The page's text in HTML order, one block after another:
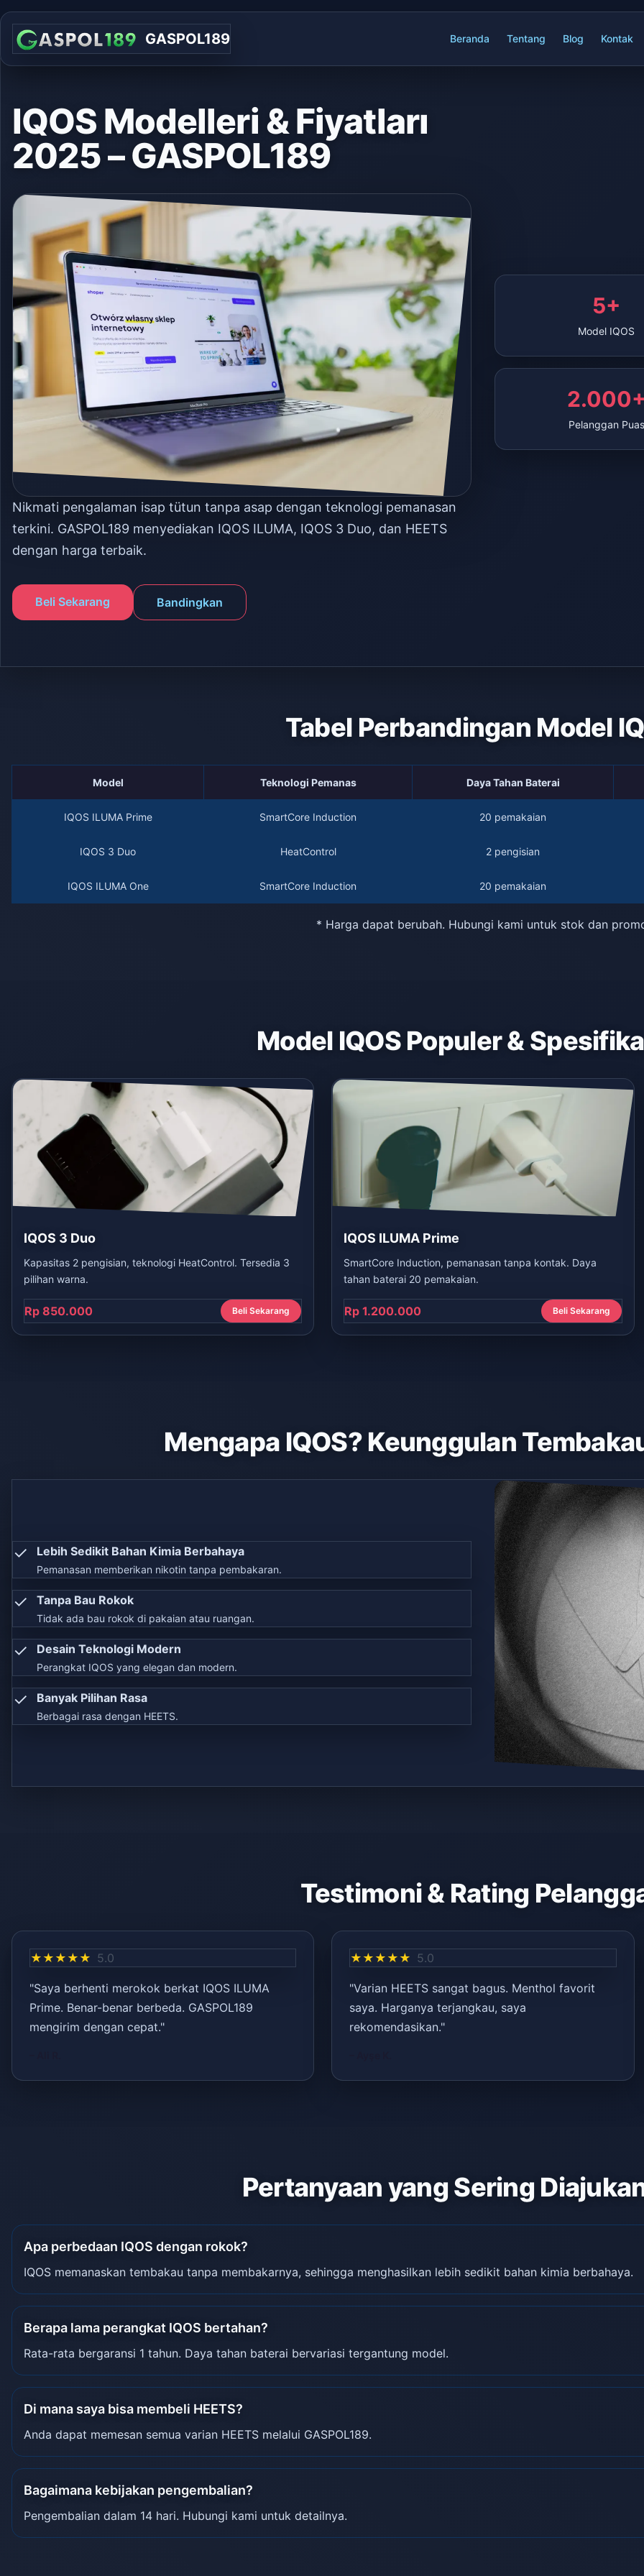
GASPOL189 Beranda Tentang Blog Kontak
IQOS Modelleri & Fiyatları
2025 – GASPOL189
Nikmati pengalaman isap tütun tanpa asap dengan teknologi pemanasan
terkini. GASPOL189 menyediakan IQOS ILUMA, IQOS 3 Duo, dan HEETS
dengan harga terbaik.
Beli Sekarang Bandingkan
5+
Model IQOS
Pelanggan Puas
Tabel Perbandingan Model
Model Teknologi Pemanas Daya Tahan Baterai
IQOS ILUMA Prime SmartCore Induction 20 pemakaian
IQOS 3 Duo HeatControl 2 pengisian
IQOS ILUMA One SmartCore Induction 20 pemakaian
* Harga dapat berubah. Hubungi kami untuk stok dan
Model IQOS Populer &
IQOS 3 Duo
Kapasitas 2 pengisian, teknologi HeatControl. Tersedia 3
pilihan warna.
Rp 850.000 Beli Sekarang
IQOS ILUMA Prime
SmartCore Induction, pemanasan tanpa kontak. Daya
tahan baterai 20 pemakaian.
Rp 1.200.000 Beli Sekarang
Mengapa IQOS? Keunggulan
✓ Lebih Sedikit Bahan Kimia Berbahaya
Pemanasan memberikan nikotin tanpa pembakaran.
✓ Tanpa Bau Rokok
Tidak ada bau rokok di pakaian atau ruangan.
✓ Desain Teknologi Modern
Perangkat IQOS yang elegan dan modern.
✓ Banyak Pilihan Rasa
Berbagai rasa dengan HEETS.
Testimoni & Rating
★★★★★ 5.0
"Saya berhenti merokok berkat IQOS ILUMA
Prime. Benar-benar berbeda. GASPOL189
mengirim dengan cepat."
★★★★★ 5.0
"Varian HEETS sangat bagus. Menthol favorit
saya. Harganya terjangkau, saya
rekomendasikan."
Pertanyaan yang Sering
Apa perbedaan IQOS dengan rokok?
IQOS memanaskan tembakau tanpa membakarnya, sehingga menghasilkan lebih sedikit bahan kimia berbahaya.
Berapa lama perangkat IQOS bertahan?
Rata-rata bergaransi 1 tahun. Daya tahan baterai bervariasi tergantung model.
Di mana saya bisa membeli HEETS?
Anda dapat memesan semua varian HEETS melalui GASPOL189.
Bagaimana kebijakan pengembalian?
Pengembalian dalam 14 hari. Hubungi kami untuk detailnya.